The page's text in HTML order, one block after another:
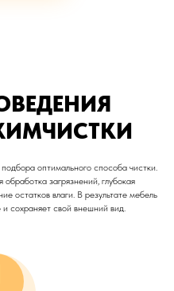
оптимального способа чистки.
загрязнений, глубокая
остатков влаги. В результате мебель
сохраняет свой внешний вид.